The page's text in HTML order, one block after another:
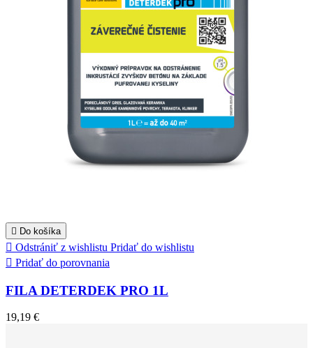
 Do košíka
 Odstrániť z wishlistu Pridať do wishlistu
 Pridať do porovnania
FILA DETERDEK PRO 1L
19,19 €